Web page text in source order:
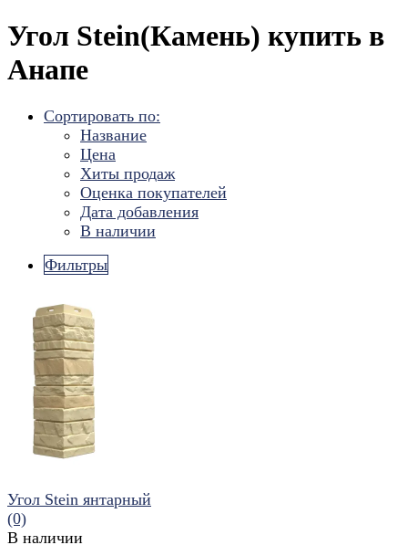
Угол Stein(Камень) купить в
Анапе
Сортировать по:
Название
Цена
Хиты продаж
Оценка покупателей
Дата добавления
В наличии
Фильтры
Угол Stein янтарный
(0)
В наличии